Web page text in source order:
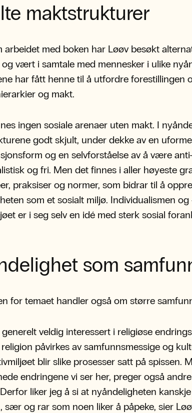
maktstrukturer
arbeidet med boken har Løøv besøkt
vært i samtale med mennesker i ulike
har fått henne til å utfordre forestillingen
og makt.
ingen sosiale arenaer uten makt. I
godt skjult, under dekke av en
og en selvforståelse av å være
og fri. Men det finnes i aller høyeste
praksiser og normer, som bidrar til å
som et sosialt miljø. Individualismen og
er i seg selv en idé med sterk sosial
som
for temaet handler også om større
veldig interessert i religiøse
påvirkes av samfunnsmessige og
blir slike prosesser satt på spissen.
endringene vi ser her, preger også
liker jeg å si at nyåndeligheten
sær og rar som noen liker å påpeke, sier